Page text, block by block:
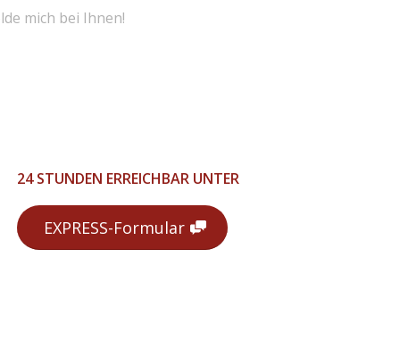
mich bei Ihnen!
24 STUNDEN ERREICHBAR UNTER
EXPRESS-Formular